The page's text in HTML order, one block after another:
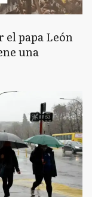
el papa León
una